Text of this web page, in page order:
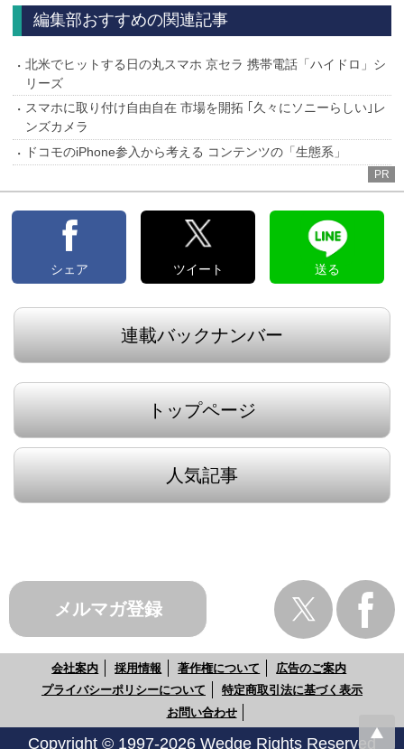
編集部おすすめの関連記事
北米でヒットする日の丸スマホ 京セラ 携帯電話「ハイドロ」シ
リーズ
スマホに取り付け自由自在 市場を開拓 ｢久々にソニーらしい｣レ
ンズカメラ
ドコモのiPhone参入から考える コンテンツの「生態系」
PR
シェア ツイート 送る
連載バックナンバー
トップページ
人気記事
メルマガ登録
会社案内 採用情報 著作権について
広告のご案内
プライバシーポリシーについて
特定商取引法に基づく表示
お問い合わせ
Copyright © 1997-2026 Wedge Rights Reserved